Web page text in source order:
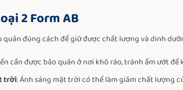
2 Form AB
đúng cách để giữ được chất lượng và dinh
cần được bảo quản ở nơi khô ráo, tránh ẩm ướt
trời: Ánh sáng mặt trời có thể làm giảm chất lượng